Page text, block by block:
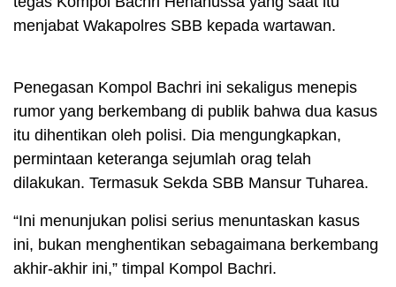
menjabat Wakapolres SBB kepada wartawan.
Penegasan Kompol Bachri ini sekaligus menepis
rumor yang berkembang di publik bahwa dua kasus
itu dihentikan oleh polisi. Dia mengungkapkan,
permintaan keteranga sejumlah orag telah
dilakukan. Termasuk Sekda SBB Mansur Tuharea.
“Ini menunjukan polisi serius menuntaskan kasus
ini, bukan menghentikan sebagaimana berkembang
akhir-akhir ini,” timpal Kompol Bachri.